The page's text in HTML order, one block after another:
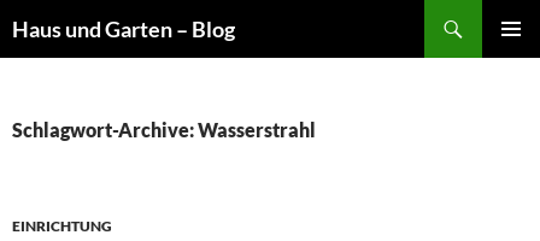
Haus und Garten – Blog
Schlagwort-Archive: Wasserstrahl
EINRICHTUNG